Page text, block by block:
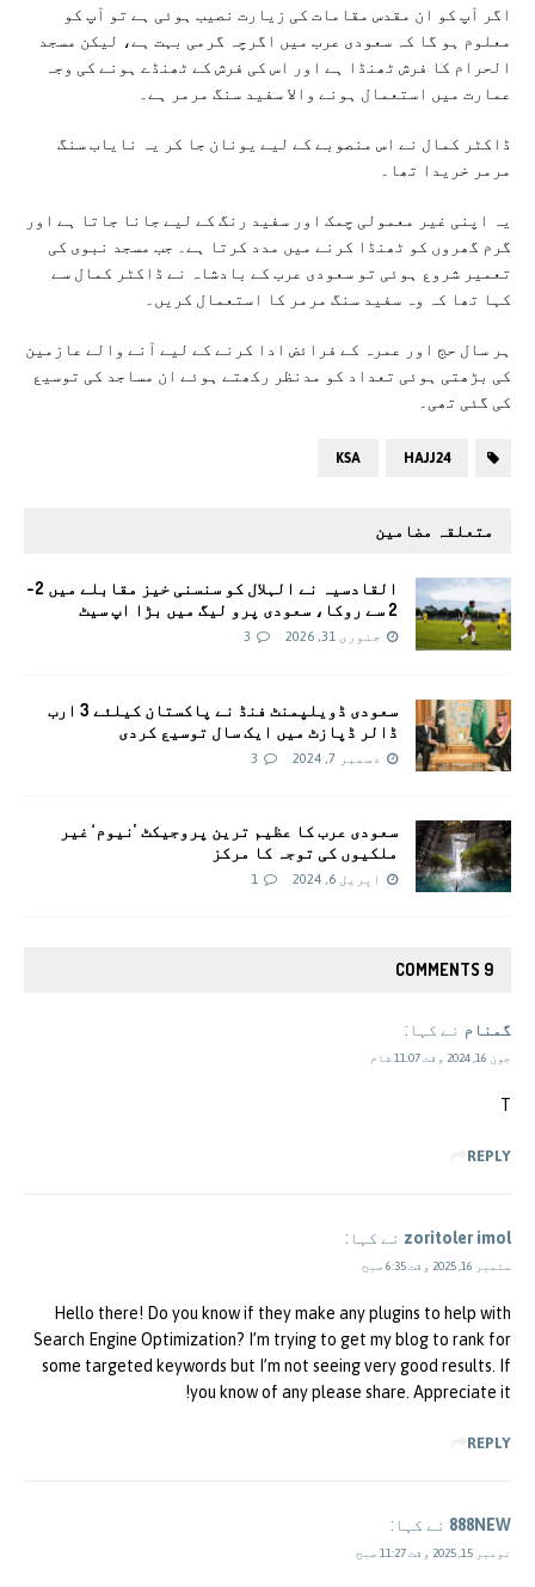
اگر آپ کو ان مقدس مقامات کی زیارت نصیب ہوئی ہے تو آپ کو
معلوم ہو گا کہ سعودی عرب میں اگرچہ گرمی بہت ہے، لیکن مسجد
الحرام کا فرش ٹھنڈا ہے اور اس کی فرش کے ٹھنڈے ہونے کی وجہ
عمارت میں استعمال ہونے والا سفید سنگ مرمر ہے۔
ڈاکٹر کمال نے اس منصوبے کے لیے یونان جا کر یہ نایاب سنگ
مرمر خریدا تھا۔
یہ اپنی غیر معمولی چمک اور سفید رنگ کے لیے جانا جاتا ہے اور
گرم گھروں کو ٹھنڈا کرنے میں مدد کرتا ہے۔ جب مسجد نبوی کی
تعمیر شروع ہوئی تو سعودی عرب کے بادشاہ نے ڈاکٹر کمال سے
کہا تھا کہ وہ سفید سنگ مرمر کا استعمال کریں۔
ہر سال حج اور عمرہ کے فرائض ادا کرنے کے لیے آنے والے عازمین
کی بڑھتی ہوئی تعداد کو مدنظر رکھتے ہوئے ان مساجد کی توسیع
کی گئی تھی۔
HAJJ24
KSA
متعلقہ مضامین
القادسیہ نے الہلال کو سنسنی خیز مقابلے میں 2-
2 سے روکا، سعودی پرو لیگ میں بڑا اپ سیٹ
جنوری 31, 2026 3
سعودی ڈویلپمنٹ فنڈ نے پاکستان کیلئے 3 ارب
ڈالر ڈپازٹ میں ایک سال توسیع کردی
دسمبر 7, 2024 3
سعودی عرب کا عظیم ترین پروجیکٹ ’نیوم‘ غیر
ملکیوں کی توجہ کا مرکز
اپریل 6, 2024 1
9 COMMENTS
گمنام نے کہا:
جون 16, 2024 وقت 11:07 شام
T
REPLY
zoritoler imol نے کہا:
ستمبر 16, 2025 وقت 6:35 صبح
Hello there! Do you know if they make any plugins to help with
Search Engine Optimization? I’m trying to get my blog to rank for
some targeted keywords but I’m not seeing very good results. If
you know of any please share. Appreciate it!
REPLY
888NEW نے کہا:
نومبر 15, 2025 وقت 11:27 صبح